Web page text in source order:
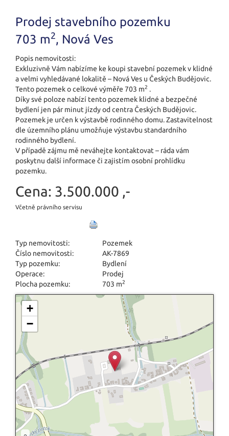
Prodej stavebního pozemku
703 m2, Nová Ves
Popis nemovitosti:
Exkluzivně Vám nabízíme ke koupi stavební pozemek v klidné
a velmi vyhledávané lokalitě – Nová Ves u Českých Budějovic.
Tento pozemek o celkové výměře 703 m2 .
Díky své poloze nabízí tento pozemek klidné a bezpečné
bydlení jen pár minut jízdy od centra Českých Budějovic.
Pozemek je určen k výstavbě rodinného domu. Zastavitelnost
dle územního plánu umožňuje výstavbu standardního
rodinného bydlení.
V případě zájmu mě neváhejte kontaktovat – ráda vám
poskytnu další informace či zajistím osobní prohlídku
pozemku.
Cena: 3.500.000 ,-
Včetně právního servisu
Typ nemovitosti:
Pozemek
Číslo nemovitosti:
AK-7869
Typ pozemku:
Bydlení
Operace:
Prodej
Plocha pozemku:
703 m2
+
−